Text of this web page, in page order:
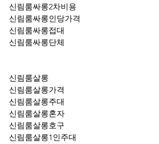
신림룸싸롱2차비용
신림룸싸롱인당가격
신림룸싸롱접대
신림룸싸롱단체
신림룸살롱
신림룸살롱가격
신림룸살롱주대
신림룸살롱혼자
신림룸살롱호구
신림룸살롱1인주대